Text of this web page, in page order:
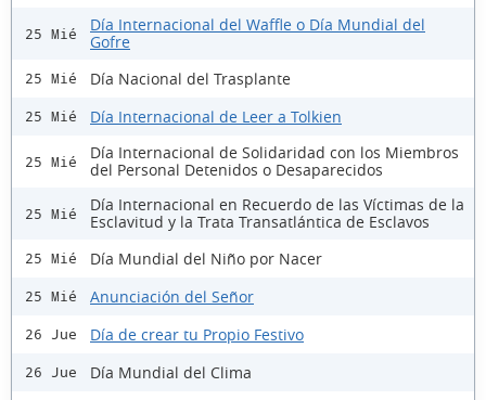
25 Mié
Día Internacional del Waffle o Día Mundial del
Gofre
25 Mié Día Nacional del Trasplante
25 Mié Día Internacional de Leer a Tolkien
25 Mié
Día Internacional de Solidaridad con los Miembros
del Personal Detenidos o Desaparecidos
25 Mié
Día Internacional en Recuerdo de las Víctimas de la
Esclavitud y la Trata Transatlántica de Esclavos
25 Mié Día Mundial del Niño por Nacer
25 Mié Anunciación del Señor
26 Jue Día de crear tu Propio Festivo
26 Jue Día Mundial del Clima